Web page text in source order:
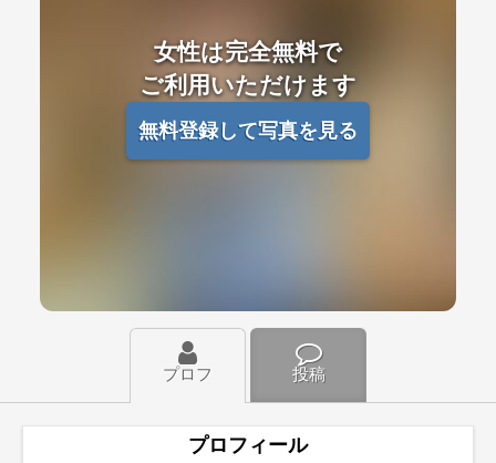
女性は完全無料で
ご利用いただけます
無料登録して写真を見る
プロフ 投稿
プロフィール